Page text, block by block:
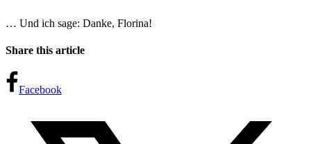
… Und ich sage: Danke, Florina!
Share this article
Facebook